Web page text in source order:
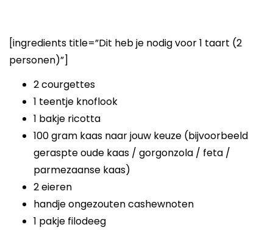
[ingredients title=”Dit heb je nodig voor 1 taart (2
personen)”]
2 courgettes
1 teentje knoflook
1 bakje ricotta
100 gram kaas naar jouw keuze (bijvoorbeeld
geraspte oude kaas / gorgonzola / feta /
parmezaanse kaas)
2 eieren
handje ongezouten cashewnoten
1 pakje filodeeg